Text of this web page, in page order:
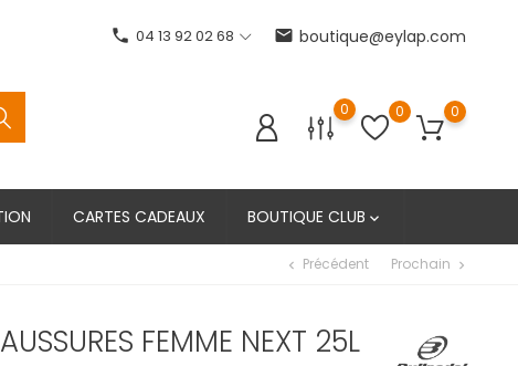
phone 04 13 92 02 68 email boutique@eylap.com
0 0 0
CARTES CADEAUX BOUTIQUE CLUB 
chevron_left Précédent Prochain chevron_right
FEMME NEXT 25L